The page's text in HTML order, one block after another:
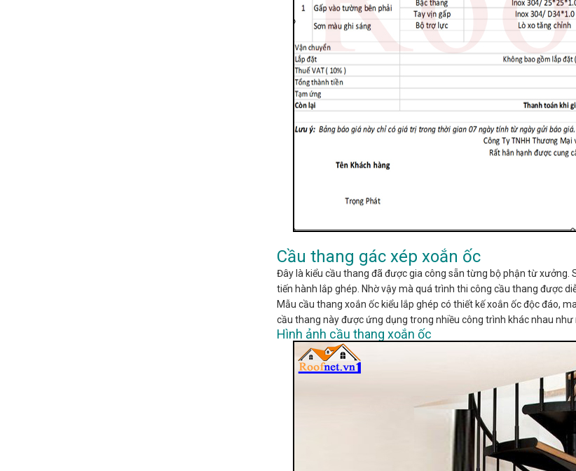
Cầu thang gác xép xoắn ốc
Đây là kiểu cầu thang đã được gia công sẵn từng bộ phận từ xưởng.
tiến hành lắp ghép. Nhờ vậy mà quá trình thi công cầu thang được
Mẫu cầu thang xoắn ốc kiểu lắp ghép có thiết kế xoắn ốc độc đáo,
cầu thang này được ứng dụng trong nhiều công trình khác nhau
Hình ảnh cầu thang xoắn ốc